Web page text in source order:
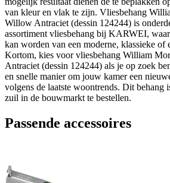
van kleur en vlak te zijn. Vliesbehang
Willow Antraciet (dessin 124244) is
assortiment vliesbehang bij KARWEI,
kan worden van een moderne, klassieke of
Kortom, kies voor vliesbehang William
Antraciet (dessin 124244) als je op zoek
en snelle manier om jouw kamer een
volgens de laatste woontrends. Dit behang
zuil in de bouwmarkt te bestellen.
Passende accessoires